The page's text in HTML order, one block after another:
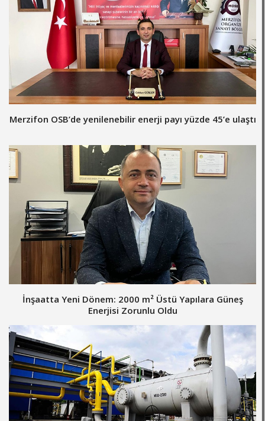
Merzifon OSB’de yenilenebilir enerji payı yüzde 45’e ulaştı
İnşaatta Yeni Dönem: 2000 m² Üstü Yapılara Güneş
Enerjisi Zorunlu Oldu